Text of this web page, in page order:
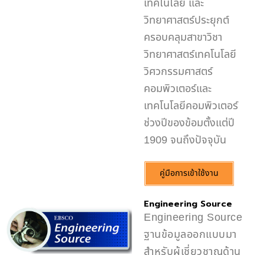
เทคโนโลยี และ
วิทยาศาสตร์ประยุกต์
ครอบคลุมสาขาวิชา
วิทยาศาสตร์เทคโนโลยี
วิศวกรรมศาสตร์
คอมพิวเตอร์และ
เทคโนโลยีคอมพิวเตอร์
ช่วงปีของข้อมตั้งแต่ปี
1909 จนถึงปัจจุบัน
คู่มือการเข้าใช้งาน
Engineering Source
Engineering Source
ฐานข้อมูลออกแบบมา
สำหรับผู้เชี่ยวชาญด้าน